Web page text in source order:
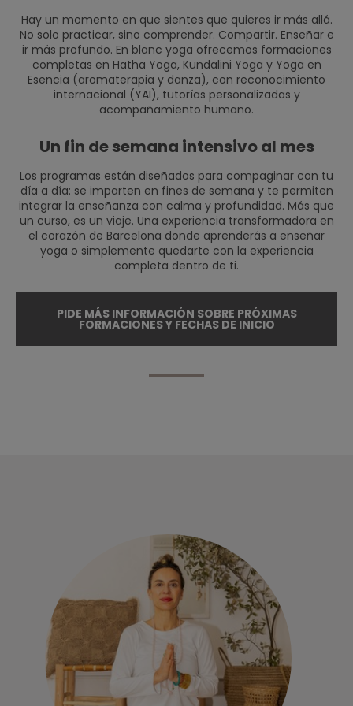
Hay un momento en que sientes que quieres ir más allá.
No solo practicar, sino comprender. Compartir. Enseñar e
ir más profundo. En blanc yoga ofrecemos formaciones
completas en Hatha Yoga, Kundalini Yoga y Yoga en
Esencia (aromaterapia y danza), con reconocimiento
internacional (YAI), tutorías personalizadas y
acompañamiento humano.
Un fin de semana intensivo al mes
Los programas están diseñados para compaginar con tu
día a día: se imparten en fines de semana y te permiten
integrar la enseñanza con calma y profundidad. Más que
un curso, es un viaje. Una experiencia transformadora en
el corazón de Barcelona donde aprenderás a enseñar
yoga o simplemente quedarte con la experiencia
completa dentro de ti.
PIDE MÁS INFORMACIÓN SOBRE PRÓXIMAS
FORMACIONES Y FECHAS DE INICIO